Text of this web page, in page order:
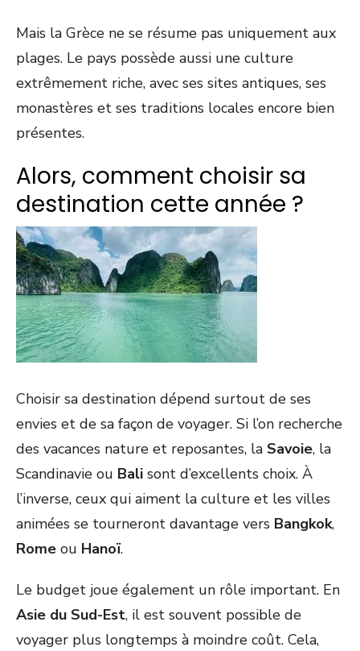
Mais la Grèce ne se résume pas uniquement aux
plages. Le pays possède aussi une culture
extrêmement riche, avec ses sites antiques, ses
monastères et ses traditions locales encore bien
présentes.
Alors, comment choisir sa
destination cette année ?
Choisir sa destination dépend surtout de ses
envies et de sa façon de voyager. Si l’on recherche
des vacances nature et reposantes, la Savoie, la
Scandinavie ou Bali sont d’excellents choix. À
l’inverse, ceux qui aiment la culture et les villes
animées se tourneront davantage vers Bangkok,
Rome ou Hanoï.
Le budget joue également un rôle important. En
Asie du Sud-Est, il est souvent possible de
voyager plus longtemps à moindre coût. Cela,